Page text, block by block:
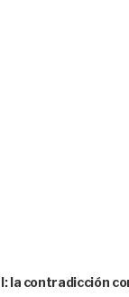
la contradicción